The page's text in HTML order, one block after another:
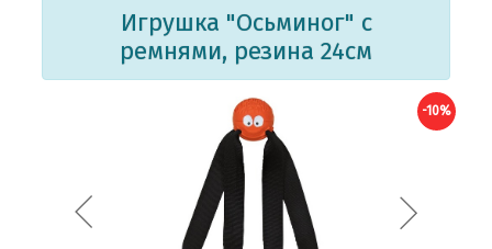
Игрушка "Осьминог" с
ремнями, резина 24см
-10%